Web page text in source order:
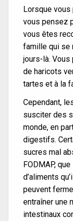
Lorsque vous
vous pensez
vous êtes
famille qui se
jours-là. Vous
de haricots
tartes et à la
Cependant,
susciter des
monde, en
digestifs.
sucres mal
FODMAP,
d’aliments
peuvent
entraîner une
intestinaux